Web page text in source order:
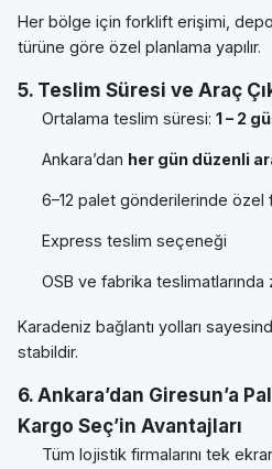
Her bölge için forklift erişimi,
türüne göre özel planlama yapılır.
5. Teslim Süresi ve Araç
Ortalama teslim süresi: 1 – 2
Ankara’dan her gün düzenli
6–12 palet gönderilerinde özel
Express teslim seçeneği
OSB ve fabrika teslimatlarında
Karadeniz bağlantı yolları
stabildir.
6. Ankara’dan Giresun’a
Kargo Seç’in Avantajları
Tüm lojistik firmalarını tek